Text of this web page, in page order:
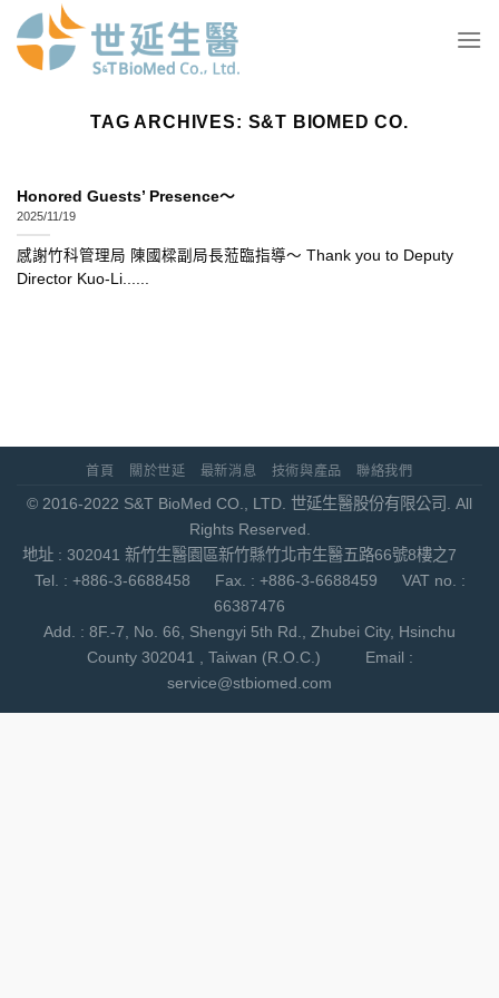
Skip
content
TAG ARCHIVES: S&T BIOMED CO.
Honored Guests’ Presence～
2025/11/19
感謝竹科管理局 陳國樑副局長蒞臨指導～ Thank you to Deputy
Director Kuo-Li......
首頁 關於世延 最新消息 技術與產品 聯絡我們
© 2016-2022 S&T BioMed CO., LTD. 世延生醫股份有限公司. All
Rights Reserved.
地址 : 302041 新竹生醫園區新竹縣竹北市生醫五路66號8樓之7
Tel. : +886-3-6688458 Fax. : +886-3-6688459 VAT no. :
66387476
Add. : 8F.-7, No. 66, Shengyi 5th Rd., Zhubei City, Hsinchu
County 302041 , Taiwan (R.O.C.) Email :
service@stbiomed.com